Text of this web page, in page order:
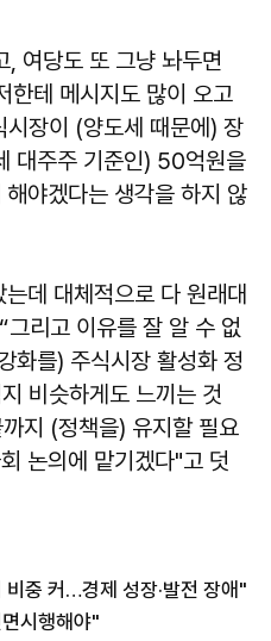
, 여당도 또 그냥 놔두면
한테 메시지도 많이 오고
장이 (양도세 때문에) 장
대주주 기준인) 50억원을
야겠다는 생각을 하지 않
데 대체적으로 다 원래대
리고 이유를 잘 알 수 없
화를) 주식시장 활성화 정
비슷하게도 느끼는 것
지 (정책을) 유지할 필요
논의에 맡기겠다"고 덧
중 커…경제 성장·발전 장애"
시행해야"